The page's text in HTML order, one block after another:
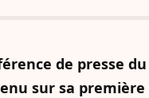
de presse
sur sa